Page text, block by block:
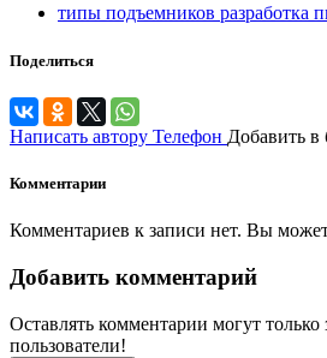
типы подъемников разработка
Поделиться
Написать автору Телефон Добавить в
Комментарии
Комментариев к записи нет. Вы
Добавить комментарий
Оставлять комментарии могут только
пользователи!